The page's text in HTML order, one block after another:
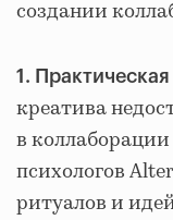
создании
1.
креатива
в
психологов
ритуалов и